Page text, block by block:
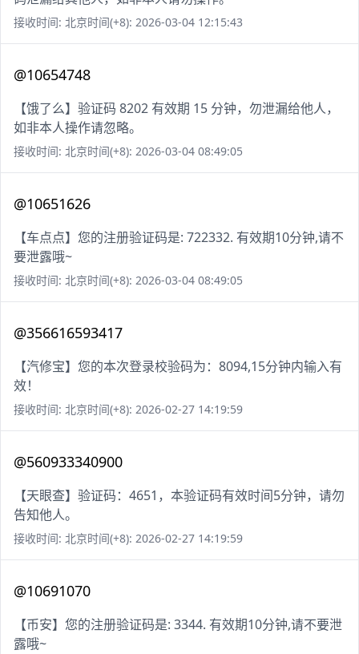
接收时间: 北京时间(+8): 2026-03-04 12:15:43
@10654748
【饿了么】验证码 8202 有效期 15 分钟，勿泄漏给他人，
如非本人操作请忽略。
接收时间: 北京时间(+8): 2026-03-04 08:49:05
@10651626
【车点点】您的注册验证码是: 722332. 有效期10分钟,请不
要泄露哦~
接收时间: 北京时间(+8): 2026-03-04 08:49:05
@356616593417
【汽修宝】您的本次登录校验码为：8094,15分钟内输入有
效！
接收时间: 北京时间(+8): 2026-02-27 14:19:59
@560933340900
【天眼查】验证码：4651，本验证码有效时间5分钟，请勿
告知他人。
接收时间: 北京时间(+8): 2026-02-27 14:19:59
@10691070
【币安】您的注册验证码是: 3344. 有效期10分钟,请不要泄
露哦~